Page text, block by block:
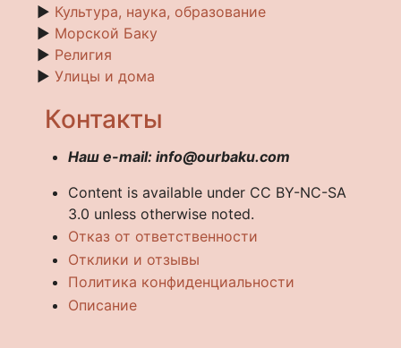
► Культура, наука, образование
► Морской Баку
► Религия
► Улицы и дома
Контакты
Наш e-mail: info@ourbaku.com
Content is available under CC BY-NC-SA
3.0 unless otherwise noted.
Отказ от ответственности
Отклики и отзывы
Политика конфиденциальности
Описание